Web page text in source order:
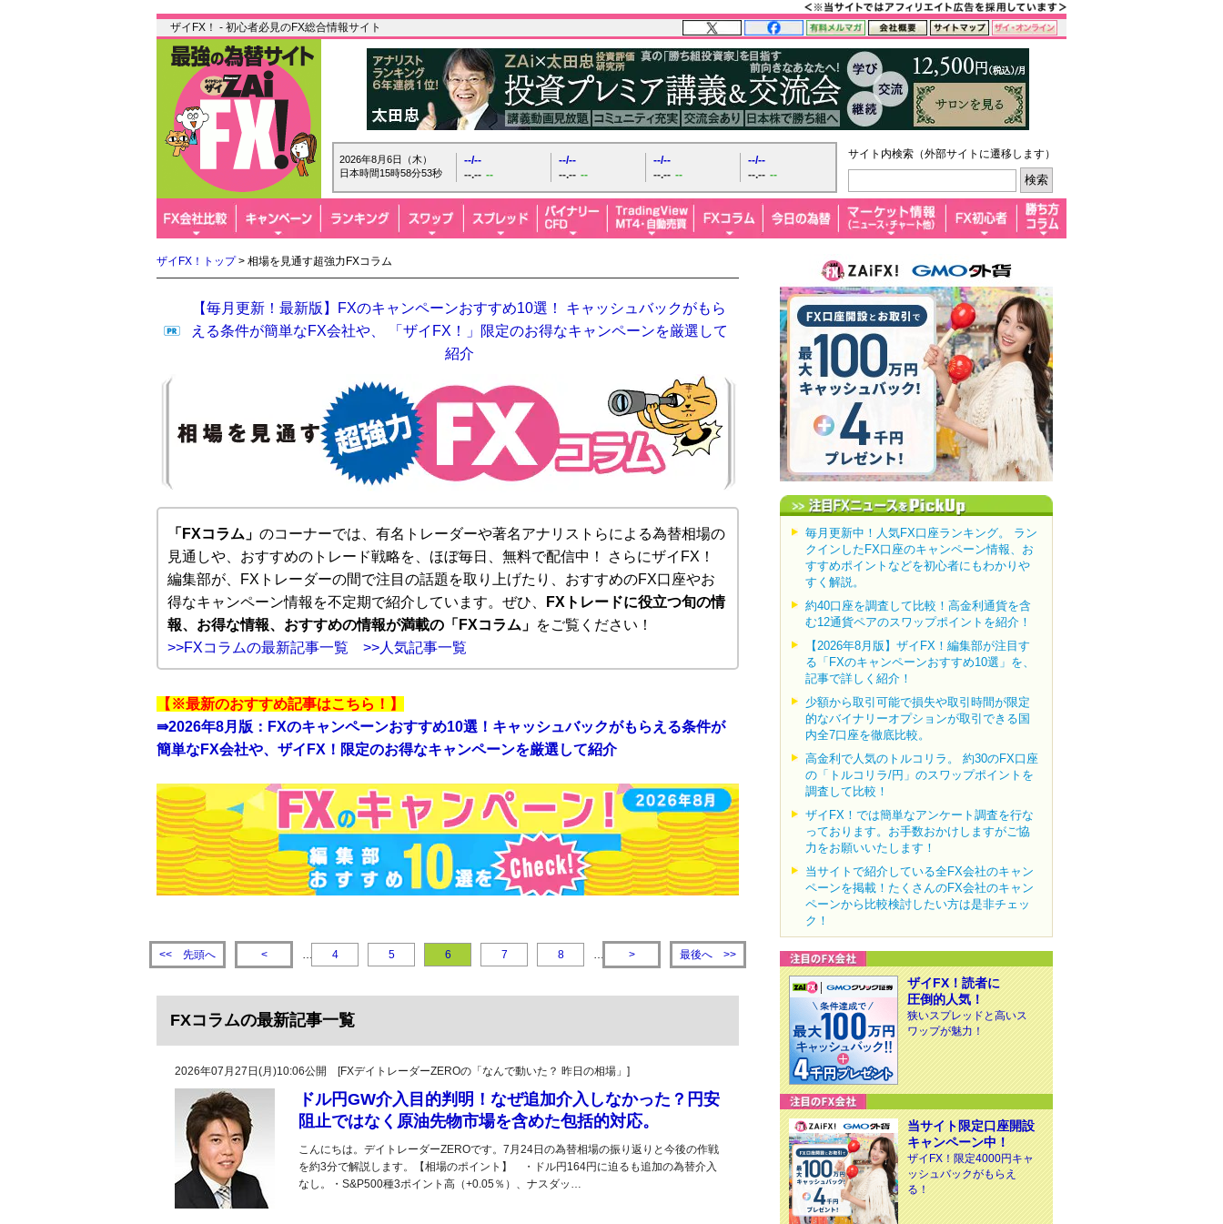
ザイFX！ - 初心者必見のFX総合情報サイト
2026年8月6日（木）
日本時間15時58分54秒
--/--
--.-- --
--/--
--.-- --
--/--
--.-- --
--/--
--.-- --
サイト内検索（外部サイトに遷移します）
ザイFX！トップ> 相場を見通す超強力FXコラム
【毎月更新！最新版】FXのキャンペーンおすすめ10選！ キャッシュバックがもら
える条件が簡単なFX会社や、 「ザイFX！」限定のお得なキャンペーンを厳選して
紹介
「FXコラム」 のコーナーでは、有名トレーダーや著名アナリストらによる為替相場の
見通しや、おすすめのトレード戦略を、ほぼ毎日、無料で配信中！ さらにザイFX！
編集部が、FXトレーダーの間で注目の話題を取り上げたり、おすすめのFX口座やお
得なキャンペーン情報を不定期で紹介しています。ぜひ、
FXトレードに役立つ旬の情
報、お得な情報、おすすめの情報が満載の「FXコラム」 をご覧ください！
>>FXコラムの最新記事一覧
>>人気記事一覧
【※最新のおすすめ記事はこちら！】
⇛2026年8月版：FXのキャンペーンおすすめ10選！キャッシュバックがもらえる条件が
簡単なFX会社や、ザイFX！限定のお得なキャンペーンを厳選して紹介
<< 先頭へ < … 4 5 6 7 8 … > 最後へ >>
FXコラムの最新記事一覧
2026年07月27日(月)10:06公開 [FXデイトレーダーZEROの「なんで動いた？ 昨日の相場」]
ドル円GW介入目的判明！なぜ追加介入しなかった？円安
阻止ではなく原油先物市場を含めた包括的対応。
こんにちは。デイトレーダーZEROです。7月24日の為替相場の振り返りと今後の作戦
を約3分で解説します。【相場のポイント】 ・ドル円164円に迫るも追加の為替介入
なし。・S&P500種3ポイント高（+0.05％）、ナスダッ…
毎月更新中！人気FX口座ランキング。 ラン
クインしたFX口座のキャンペーン情報、お
すすめポイントなどを初心者にもわかりや
すく解説。
約40口座を調査して比較！高金利通貨を含
む12通貨ペアのスワップポイントを紹介！
【2026年8月版】ザイFX！編集部が注目す
る「FXのキャンペーンおすすめ10選」を、
記事で詳しく紹介！
少額から取引可能で損失や取引時間が限定
的なバイナリーオプションが取引できる国
内全7口座を徹底比較。
高金利で人気のトルコリラ。 約30のFX口座
の「トルコリラ/円」のスワップポイントを
調査して比較！
ザイFX！では簡単なアンケート調査を行な
っております。お手数おかけしますがご協
力をお願いいたします！
当サイトで紹介している全FX会社のキャン
ペーンを掲載！たくさんのFX会社のキャン
ペーンから比較検討したい方は是非チェッ
ク！
ザイFX！読者に
圧倒的人気！
狭いスプレッドと高いス
ワップが魅力！
当サイト限定口座開設
キャンペーン中！
ザイFX！限定4000円キャ
ッシュバックがもらえ
る！